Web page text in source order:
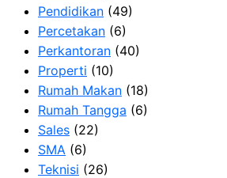
Pendidikan (49)
Percetakan (6)
Perkantoran (40)
Properti (10)
Rumah Makan (18)
Rumah Tangga (6)
Sales (22)
SMA (6)
Teknisi (26)